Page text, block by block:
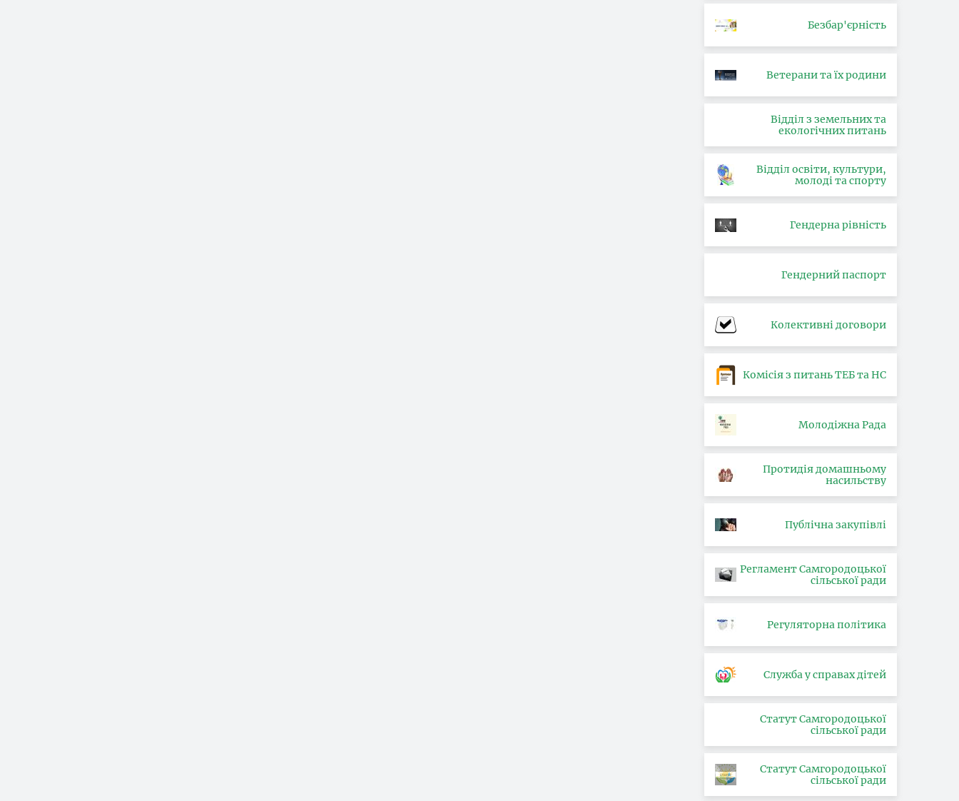
Безбар'єрність
Ветерани та їх родини
Відділ з земельних та
екологічних питань
Відділ освіти, культури,
молоді та спорту
Гендерна рівність
Гендерний паспорт
Колективні договори
Комісія з питань ТЕБ та НС
Молодіжна Рада
Протидія домашньому
насильству
Публічна закупівлі
Регламент Самгородоцької
сільської ради
Регуляторна політика
Служба у справах дітей
Статут Самгородоцької
сільської ради
Статут Самгородоцької
сільської ради